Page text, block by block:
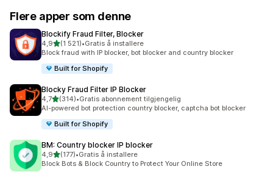
Flere apper som denne
Blockify Fraud Filter, Blocker
4,9av 5 stjerner
(1 521)
Totalt 1521 omtaler
•Gratis å installere
Block fraud with IP blocker, bot blocker and country blocker
Built for Shopify
Blocky Fraud Filter IP Blocker
4,7av 5 stjerner
(314)
Totalt 314 omtaler
•Gratis abonnement tilgjengelig
AI-powered bot protection country blocker, captcha bot blocker
Built for Shopify
BM: Country blocker IP blocker
4,9av 5 stjerner
(177)
Totalt 177 omtaler
•Gratis å installere
Block Bots & Block Country to Protect Your Online Store